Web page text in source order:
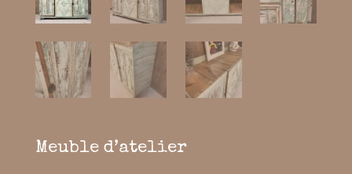
Meuble d’atelier